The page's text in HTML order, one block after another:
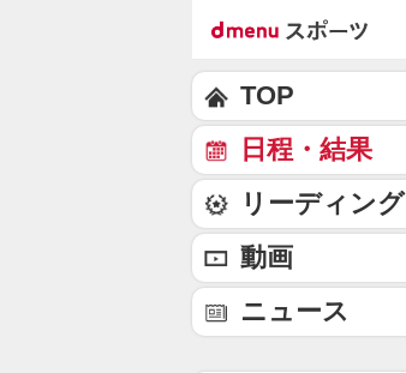
TOP
日程・結果
リーディング
動画
ニュース